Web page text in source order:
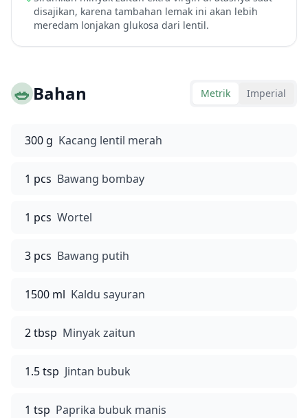
disajikan, karena tambahan lemak ini akan lebih
meredam lonjakan glukosa dari lentil.
🥗Bahan Metrik Imperial
300 g Kacang lentil merah
1 pcs Bawang bombay
1 pcs Wortel
3 pcs Bawang putih
1500 ml Kaldu sayuran
2 tbsp Minyak zaitun
1.5 tsp Jintan bubuk
1 tsp Paprika bubuk manis